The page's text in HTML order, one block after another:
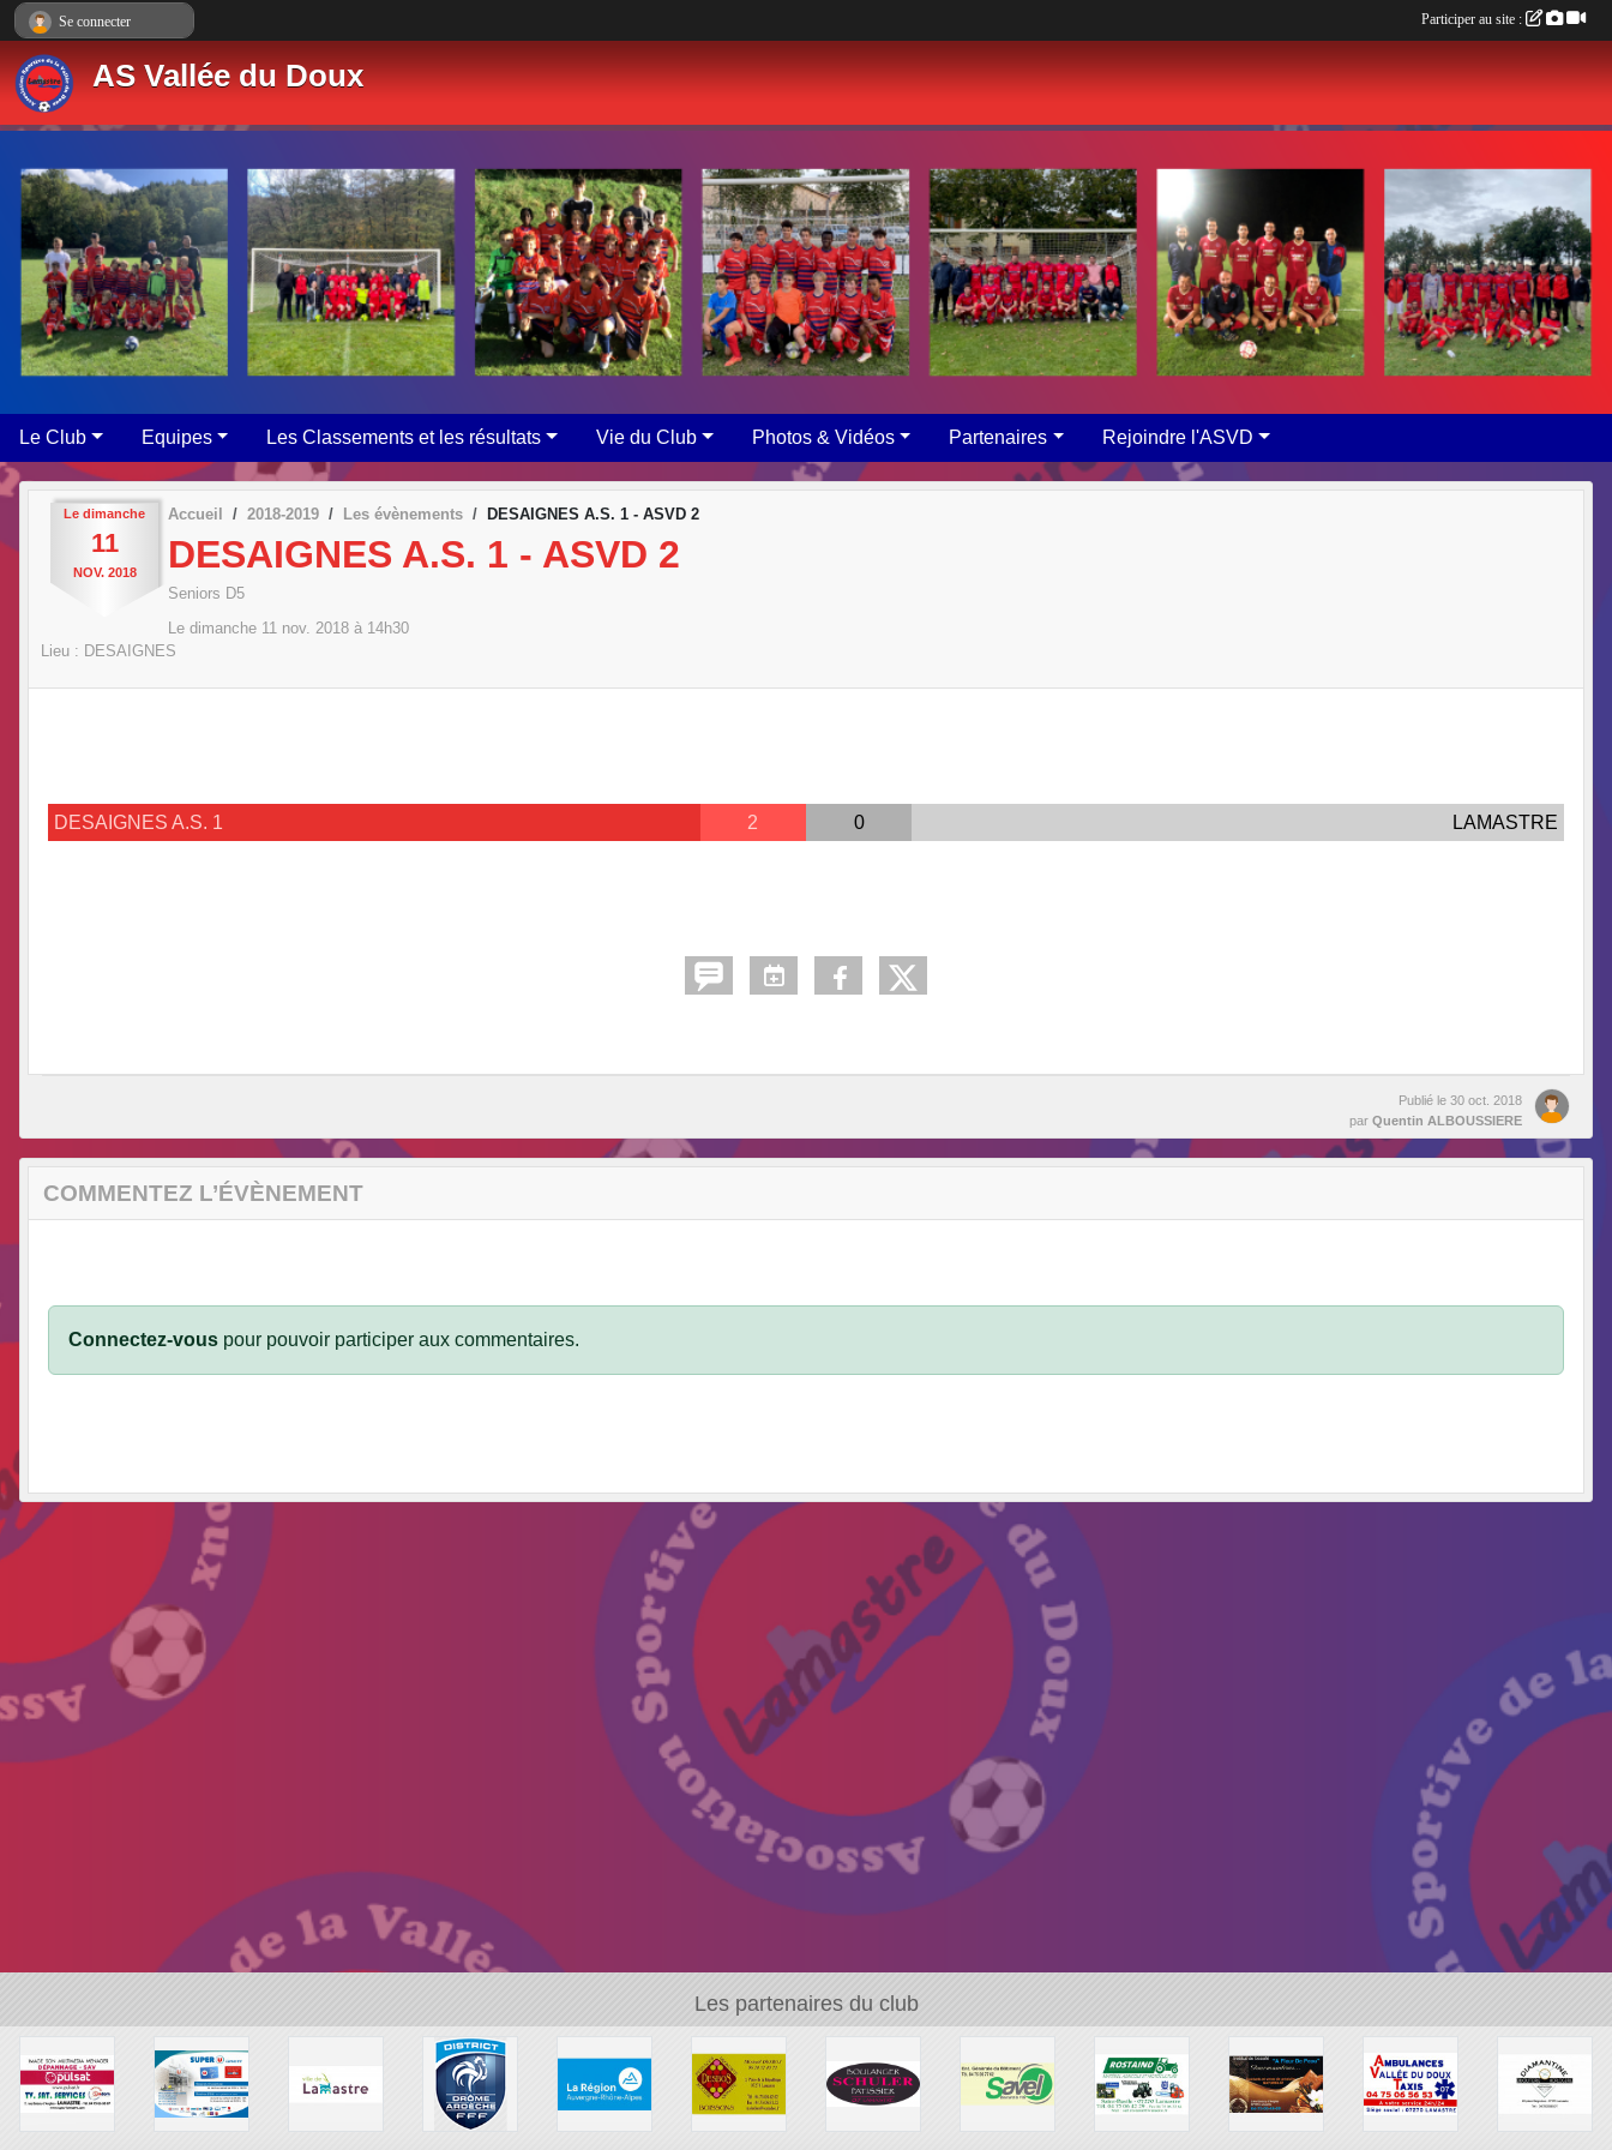
AS Vallée du Doux
Le Club Equipes Les Classements et les résultats Vie du Club Photos & Vidéos Partenaires Rejoindre l'ASVD
Le dimanche
11
NOV. 2018
Accueil 2018-2019 Les évènements DESAIGNES A.S. 1 - ASVD 2
DESAIGNES A.S. 1 - ASVD 2
Seniors D5
Le dimanche 11 nov. 2018 à 14h30
Lieu : DESAIGNES
DESAIGNES A.S. 1 2 0 LAMASTRE
Publié le 30 oct. 2018
par Quentin ALBOUSSIERE
COMMENTEZ L’ÉVÈNEMENT
Connectez-vous pour pouvoir participer aux commentaires.
Les partenaires du club
Se connecter Participer au site :
Panneau de gestion des cookies